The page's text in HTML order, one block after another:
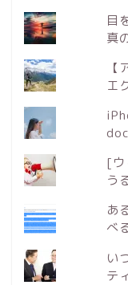
目
真
エ
[ウ
う
あ
べ
い
テ